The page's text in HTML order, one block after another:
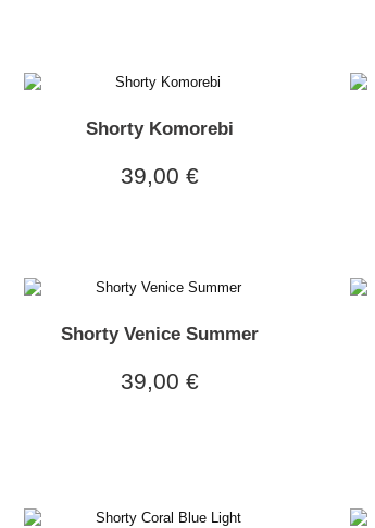
Shorty Komorebi
39,00 €
Shorty Venice Summer
39,00 €